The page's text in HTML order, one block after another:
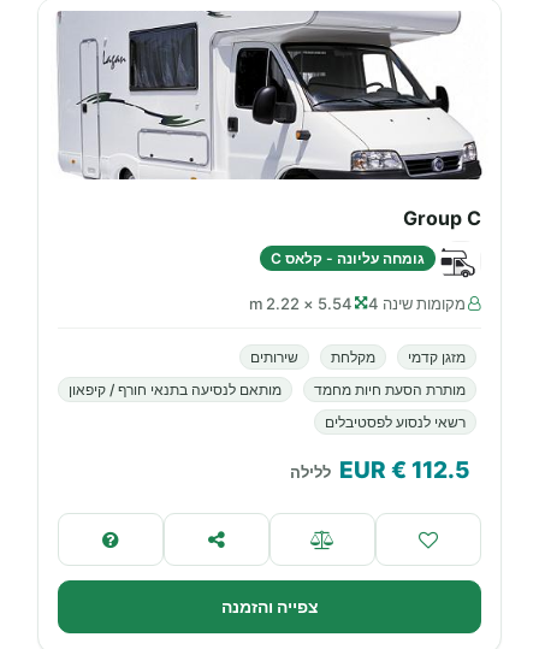
Group C
גומחה עליונה - קלאס C
מקומות שינה 4 5.54 × 2.22 m
מזגן קדמי מקלחת
שירותים
מותרת הסעת חיות מחמד
מותאם לנסיעה בתנאי חורף / קיפאון
רשאי לנסוע לפסטיבלים
112.5
€ EUR ללילה
צפייה והזמנה